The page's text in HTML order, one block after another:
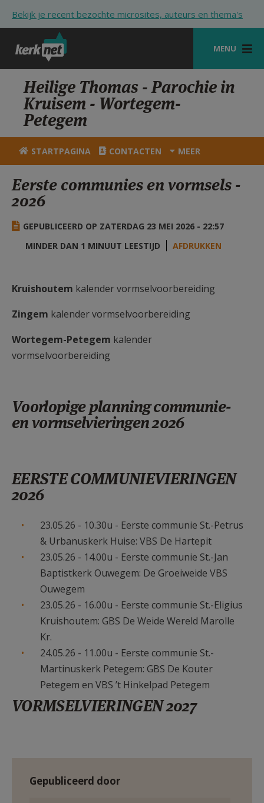
Bekijk je recent bezochte microsites, auteurs en thema's
MENU
STARTPAGINA
KERK
VIERINGEN
SHOP
ZOEKEN
HULP
STARTPAGINA PORTAAL
MIJN PAROCHIE
Heilige Thomas - Parochie in
Kruisem - Wortegem-
Petegem
STARTPAGINA CONTACTEN MEER
Eerste communies en vormsels -
2026
GEPUBLICEERD OP ZATERDAG 23 MEI 2026 - 22:57
MINDER DAN 1 MINUUT LEESTIJD
AFDRUKKEN
Kruishoutem kalender vormselvoorbereiding
Zingem kalender vormselvoorbereiding
Wortegem-Petegem kalender
vormselvoorbereiding
Voorlopige planning communie-
en vormselvieringen 2026
EERSTE COMMUNIEVIERINGEN
2026
23.05.26 - 10.30u - Eerste communie St.-Petrus
& Urbanuskerk Huise: VBS De Hartepit
23.05.26 - 14.00u - Eerste communie St.-Jan
Baptistkerk Ouwegem: De Groeiweide VBS
Ouwegem
23.05.26 - 16.00u - Eerste communie St.-Eligius
Kruishoutem: GBS De Weide Wereld Marolle
Kr.
24.05.26 - 11.00u - Eerste communie St.-
Martinuskerk Petegem: GBS De Kouter
Petegem en VBS ’t Hinkelpad Petegem
VORMSELVIERINGEN 2027
Gepubliceerd door